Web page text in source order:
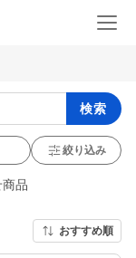
検索
絞り込み
品
おすすめ順